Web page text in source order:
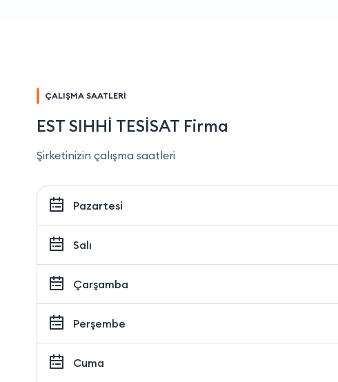
ÇALIŞMA SAATLERİ
EST SIHHİ TESİSAT Firma
Şirketinizin çalışma saatleri
Pazartesi
Salı
Çarşamba
Perşembe
Cuma